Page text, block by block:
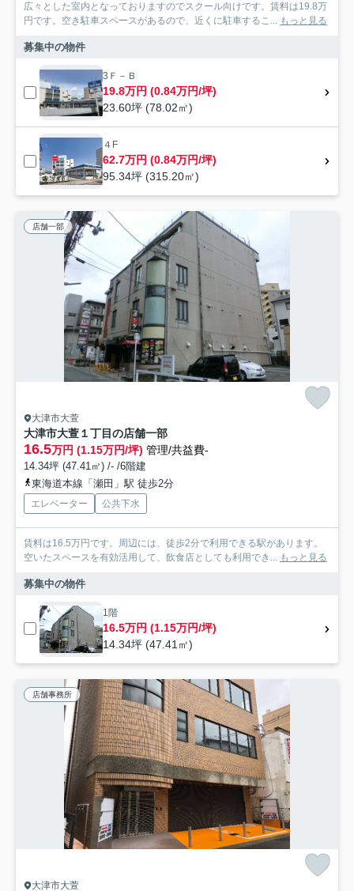
広々とした室内となっておりますのでスクール向けです。賃料は19.8万
円です。空き駐車スペースがあるので、近くに駐車するこ... もっと見る
募集中の物件
3Ｆ－Ｂ
19.8万円 (0.84万円/坪)
23.60坪 (78.02㎡)
４F
62.7万円 (0.84万円/坪)
95.34坪 (315.20㎡)
店舗一部
大津市大萱
大津市大萱１丁目の店舗一部
16.5万円 (1.15万円/坪) 管理/共益費-
14.34坪 (47.41㎡) /- /6階建
東海道本線「瀬田」駅 徒歩2分
エレベーター 公共下水
賃料は16.5万円です。周辺には、徒歩2分で利用できる駅があります。
空いたスペースを有効活用して、飲食店としても利用でき...
もっと見る
募集中の物件
1階
16.5万円 (1.15万円/坪)
14.34坪 (47.41㎡)
店舗事務所
大津市大萱